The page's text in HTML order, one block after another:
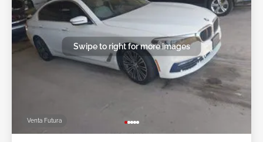
Venta Futura
Swipe to right for more images